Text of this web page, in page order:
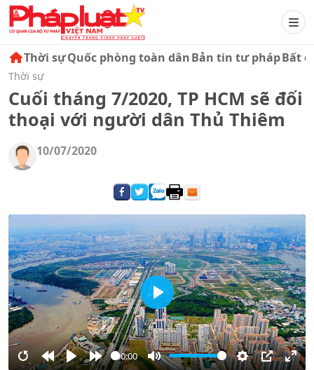
Thời sựQuốc phòng toàn dânBản tin tư phápBất
Thời sự
Cuối tháng 7/2020, TP HCM sẽ đối
thoại với người dân Thủ Thiêm
10/07/2020
00:00
Play